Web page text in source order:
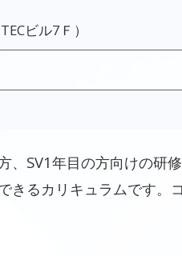
ビル7Ｆ）
、SV1年目の方向けの研
るカリキュラムです。